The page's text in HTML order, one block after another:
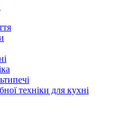
техніки для кухні